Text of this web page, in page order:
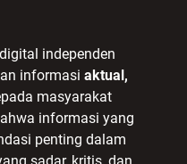
independen
informasi aktual,
masyarakat
informasi yang
penting dalam